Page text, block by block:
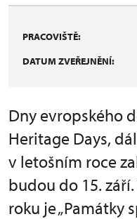
PRACOVIŠTĚ:
DATUM ZVEŘEJNĚNÍ:
Dny evropského
Heritage Days,
v letošním roce
budou do 15.
roku je „Památky